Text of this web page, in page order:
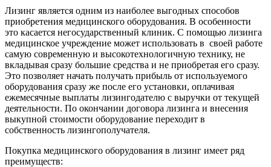
Лизинг является одним из наиболее выгодных способов
приобретения медицинского оборудования. В особенности
это касается негосударственный клиник. С помощью лизинга
медицинское учреждение может использовать в своей работе
самую современную и высокотехнологичную технику, не
вкладывая сразу большие средства и не приобретая его сразу.
Это позволяет начать получать прибыль от используемого
оборудования сразу же после его установки, оплачивая
ежемесячные выплаты лизингодателю с выручки от текущей
деятельности. По окончании договора лизинга и внесения
выкупной стоимости оборудование переходит в
собственность лизингополучателя.
Покупка медицинского оборудования в лизинг имеет ряд
преимуществ: